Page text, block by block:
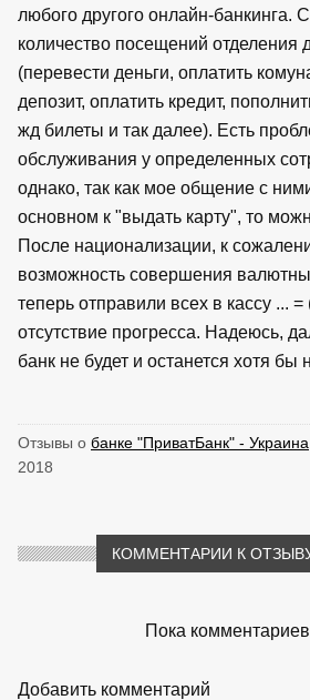
любого другого онлайн-банкинга.
количество посещений отделения
(перевести деньги, оплатить
депозит, оплатить кредит,
жд билеты и так далее). Есть
обслуживания у определенных
однако, так как мое общение с
основном к "выдать карту", то
После национализации, к
возможность совершения
теперь отправили всех в кассу ...
отсутствие прогресса. Надеюсь,
банк не будет и останется хотя бы
Отзывы о банке "ПриватБанк" - Украина
2018
КОММЕНТАРИИ К
Пока комментариев
Добавить комментарий